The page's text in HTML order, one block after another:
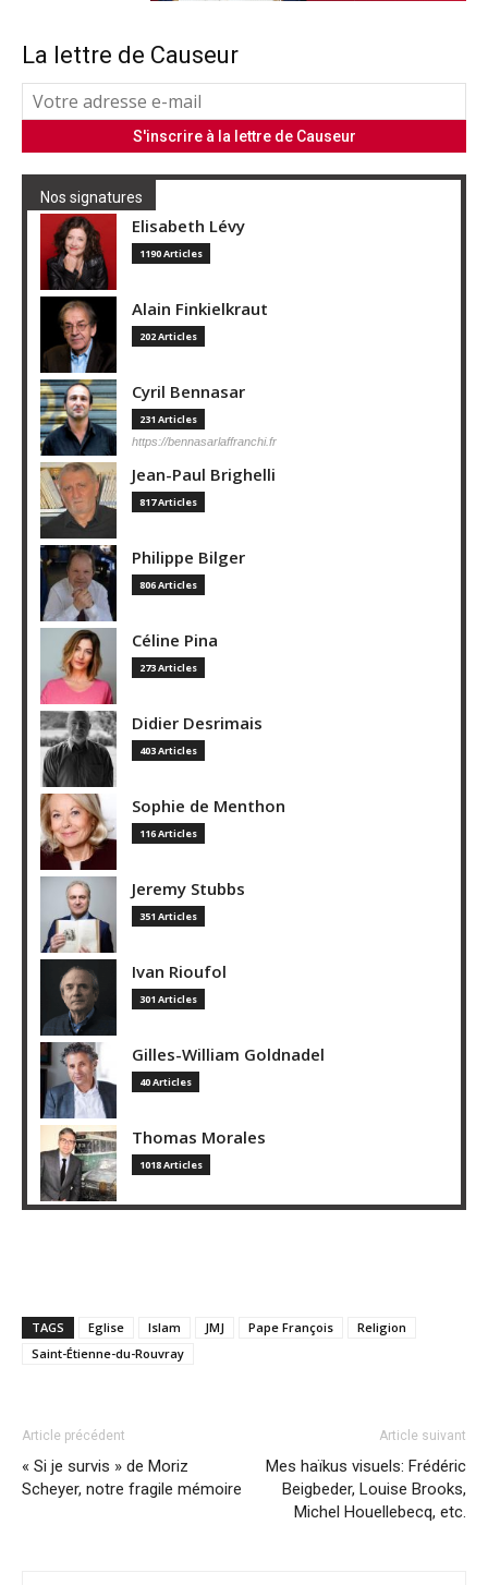
La lettre de Causeur
Nos signatures
Elisabeth Lévy
1190 Articles
Alain Finkielkraut
202 Articles
Cyril Bennasar
231 Articles
https://bennasarlaffranchi.fr
Jean-Paul Brighelli
817 Articles
Philippe Bilger
806 Articles
Céline Pina
273 Articles
Didier Desrimais
403 Articles
Sophie de Menthon
116 Articles
Jeremy Stubbs
351 Articles
Ivan Rioufol
301 Articles
Gilles-William Goldnadel
40 Articles
Thomas Morales
1018 Articles
TAGS Eglise Islam JMJ Pape François
Religion
Saint-Étienne-du-Rouvray
Article précédent
« Si je survis » de Moriz
Scheyer, notre fragile mémoire
Article suivant
Mes haïkus visuels: Frédéric
Beigbeder, Louise Brooks,
Michel Houellebecq, etc.